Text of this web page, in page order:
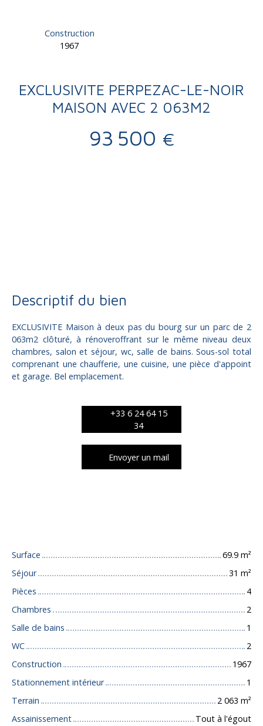
Construction
1967
EXCLUSIVITE PERPEZAC-LE-NOIR
MAISON AVEC 2 063M2
93 500 €
Descriptif du bien
EXCLUSIVITE Maison à deux pas du bourg sur un parc de 2
063m2 clôturé, à rénoveroffrant sur le même niveau deux
chambres, salon et séjour, wc, salle de bains. Sous-sol total
comprenant une chaufferie, une cuisine, une pièce d'appoint
et garage. Bel emplacement.
+33 6 24 64 15
34
Envoyer un mail
Surface 69.9 m²
Séjour
31 m²
Pièces
4
Chambres
2
Salle de bains
1
WC
2
Construction
1967
Stationnement intérieur
1
Terrain
2 063 m²
Assainissement
Tout à l'égout